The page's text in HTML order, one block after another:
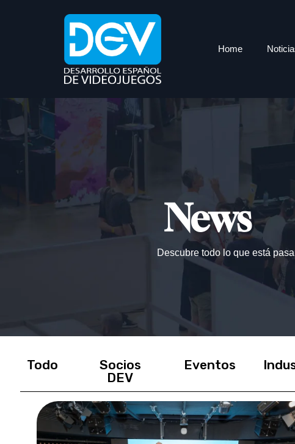
Home
News
Descubre todo lo que está
Todo
Socios
DEV
Eventos